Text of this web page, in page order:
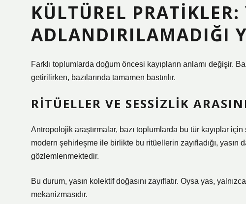
KÜLTÜREL PRATIKLER:
ADLANDIRILAMADIĞI
Farklı toplumlarda doğum öncesi kayıpların anlamı değişir.
getirilirken, bazılarında tamamen bastırılır.
RITÜELLER VE SESSIZLIK
Antropolojik araştırmalar, bazı toplumlarda bu tür kayıplar
modern şehirleşme ile birlikte bu ritüellerin zayıfladığı,
gözlemlenmektedir.
Bu durum, yasın kolektif doğasını zayıflatır. Oysa yas,
mekanizmasıdır.